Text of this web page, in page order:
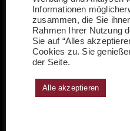
Informationen
zusammen, die Sie
Rahmen Ihrer Nutzung
Sie auf “Alles
Cookies zu. Sie
der Seite.
Alle akzeptieren